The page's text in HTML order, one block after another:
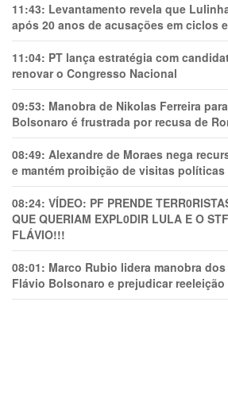
11:43: Levantamento revela que
após 20 anos de acusações em ciclos
11:04: PT lança estratégia com
renovar o Congresso Nacional
09:53: Manobra de Nikolas Ferreira
Bolsonaro é frustrada por recusa de
08:49: Alexandre de Moraes nega
e mantém proibição de visitas políticas
08:24: VÍDEO: PF PRENDE
QUE QUERIAM EXPL0DlR LULA E O
FLÁVIO!!!
08:01: Marco Rubio lidera manobra
Flávio Bolsonaro e prejudicar reeleição